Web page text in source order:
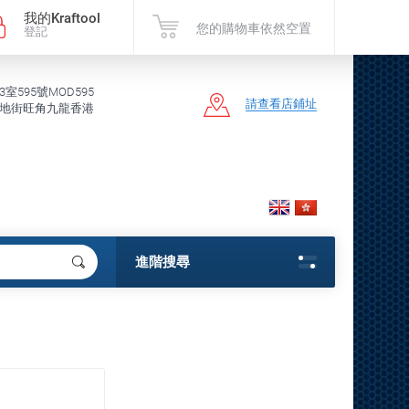
我的Kraftool
登記 您的購物車依然空置
室595號MOD595
街旺角九龍香港
請查看店鋪址
進階搜尋